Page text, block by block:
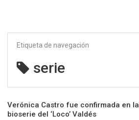
Etiqueta de navegación
serie
Verónica Castro fue confirmada en la
bioserie del ‘Loco’ Valdés